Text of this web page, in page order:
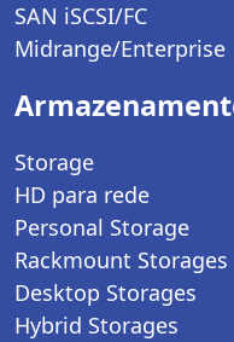
SAN iSCSI/FC
Midrange/Enterprise
Storage
HD para rede
Personal Storage
Rackmount Storages
Desktop Storages
Hybrid Storages